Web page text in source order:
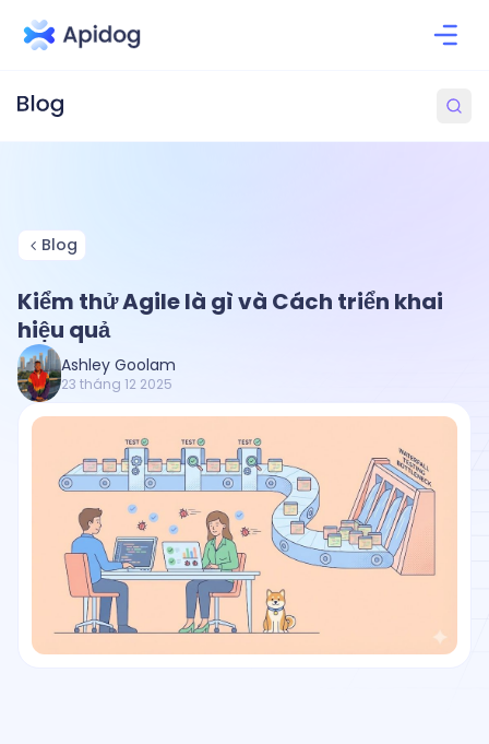
Blog
Kiểm thử Agile là gì và Cách triển khai
hiệu quả
Ashley Goolam
23 tháng 12 2025